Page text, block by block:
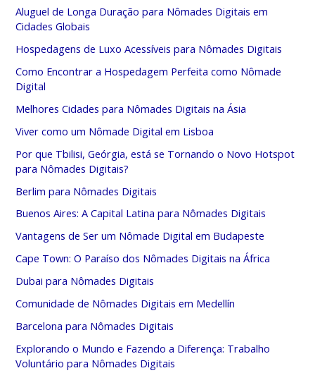
Aluguel de Longa Duração para Nômades Digitais em
Cidades Globais
Hospedagens de Luxo Acessíveis para Nômades Digitais
Como Encontrar a Hospedagem Perfeita como Nômade
Digital
Melhores Cidades para Nômades Digitais na Ásia
Viver como um Nômade Digital em Lisboa
Por que Tbilisi, Geórgia, está se Tornando o Novo Hotspot
para Nômades Digitais?
Berlim para Nômades Digitais
Buenos Aires: A Capital Latina para Nômades Digitais
Vantagens de Ser um Nômade Digital em Budapeste
Cape Town: O Paraíso dos Nômades Digitais na África
Dubai para Nômades Digitais
Comunidade de Nômades Digitais em Medellín
Barcelona para Nômades Digitais
Explorando o Mundo e Fazendo a Diferença: Trabalho
Voluntário para Nômades Digitais